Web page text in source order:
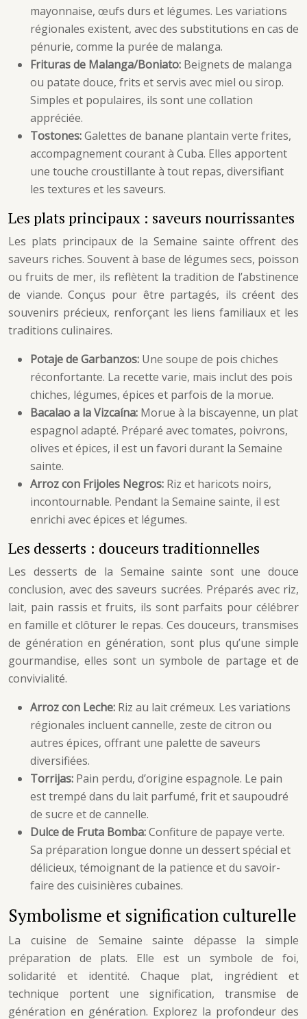
mayonnaise, œufs durs et légumes. Les variations
régionales existent, avec des substitutions en cas de
pénurie, comme la purée de malanga.
Frituras de Malanga/Boniato: Beignets de malanga
ou patate douce, frits et servis avec miel ou sirop.
Simples et populaires, ils sont une collation
appréciée.
Tostones:Galettes de banane plantain verte frites,
accompagnement courant à Cuba. Elles apportent
une touche croustillante à tout repas, diversifiant
les textures et les saveurs.
Les plats principaux : saveurs nourrissantes
Les plats principaux de la Semaine sainte offrent des
saveurs riches. Souvent à base de légumes secs, poisson
ou fruits de mer, ils reflètent la tradition de l’abstinence
de viande. Conçus pour être partagés, ils créent des
souvenirs précieux, renforçant les liens familiaux et les
traditions culinaires.
Potaje de Garbanzos: Une soupe de pois chiches
réconfortante. La recette varie, mais inclut des pois
chiches, légumes, épices et parfois de la morue.
Bacalao a la Vizcaína: Morue à la biscayenne, un plat
espagnol adapté. Préparé avec tomates, poivrons,
olives et épices, il est un favori durant la Semaine
sainte.
Arroz con Frijoles Negros: Riz et haricots noirs,
incontournable. Pendant la Semaine sainte, il est
enrichi avec épices et légumes.
Les desserts : douceurs traditionnelles
Les desserts de la Semaine sainte sont une douce
conclusion, avec des saveurs sucrées. Préparés avec riz,
lait, pain rassis et fruits, ils sont parfaits pour célébrer
en famille et clôturer le repas. Ces douceurs, transmises
de génération en génération, sont plus qu’une simple
gourmandise, elles sont un symbole de partage et de
convivialité.
Arroz con Leche: Riz au lait crémeux. Les variations
régionales incluent cannelle, zeste de citron ou
autres épices, offrant une palette de saveurs
diversifiées.
Torrijas: Pain perdu, d’origine espagnole. Le pain
est trempé dans du lait parfumé, frit et saupoudré
de sucre et de cannelle.
Dulce de Fruta Bomba:Confiture de papaye verte.
Sa préparation longue donne un dessert spécial et
délicieux, témoignant de la patience et du savoir-
faire des cuisinières cubaines.
Symbolisme et signification culturelle
La cuisine de Semaine sainte dépasse la simple
préparation de plats. Elle est un symbole de foi,
solidarité et identité. Chaque plat, ingrédient et
technique portent une signification, transmise de
génération en génération. Explorez la profondeur des